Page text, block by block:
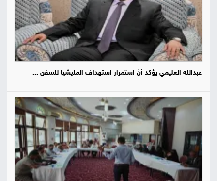
عبدالله العليمي يؤكد أنّ استمرار استهداف المليشيا للسفن ...